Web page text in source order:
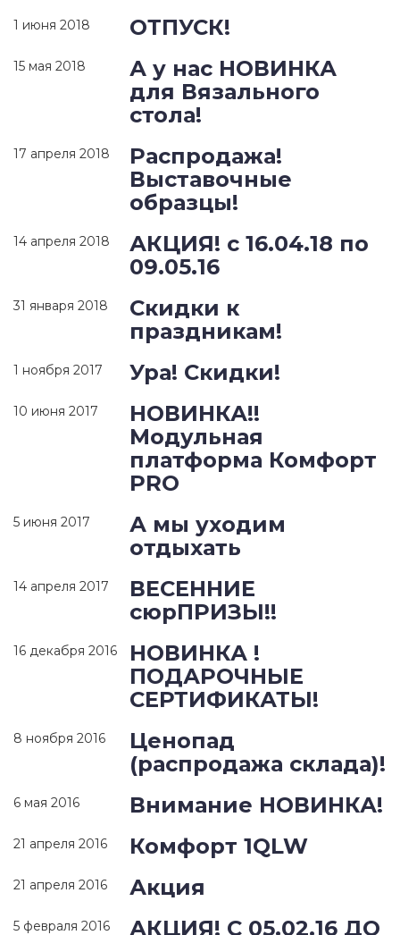
1 июня 2018 ОТПУСК!
15 мая 2018
А у нас НОВИНКА
для Вязального
стола!
17 апреля 2018
Распродажа!
Выставочные
образцы!
14 апреля 2018
АКЦИЯ! с 16.04.18 по
09.05.16
31 января 2018
Скидки к
праздникам!
1 ноября 2017 Ура! Скидки!
10 июня 2017
НОВИНКА!!
Модульная
платформа Комфорт
PRO
5 июня 2017
А мы уходим
отдыхать
14 апреля 2017
ВЕСЕННИЕ
сюрПРИЗЫ!!
16 декабря 2016
НОВИНКА !
ПОДАРОЧНЫЕ
СЕРТИФИКАТЫ!
8 ноября 2016
Ценопад
(распродажа склада)!
6 мая 2016 Внимание НОВИНКА!
21 апреля 2016 Комфорт 1QLW
21 апреля 2016 Акция
5 февраля 2016 АКЦИЯ! С 05.02.16 ДО